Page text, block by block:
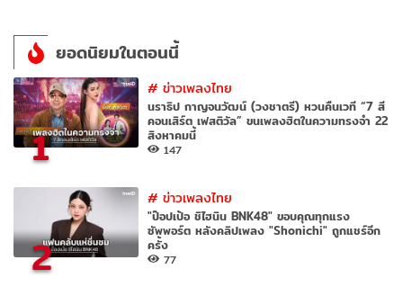
ยอดนิยมในตอนนี้
1
#ข่าวเพลงไทย
นราธิป กาญจนวัฒน์ (วงชาตรี) หวนคืนเวที “7 สี
คอนเสิร์ต เฟสติวัล” ขนเพลงฮิตในความทรงจำ 22
สิงหาคมนี้
147
2
#ข่าวเพลงไทย
"ป๊อปเป้อ ชิไฮนิน BNK48" ขอบคุณทุกแรง
ซัพพอร์ต หลังคลิปเพลง "Shonichi" ถูกแชร์อีก
ครั้ง
77